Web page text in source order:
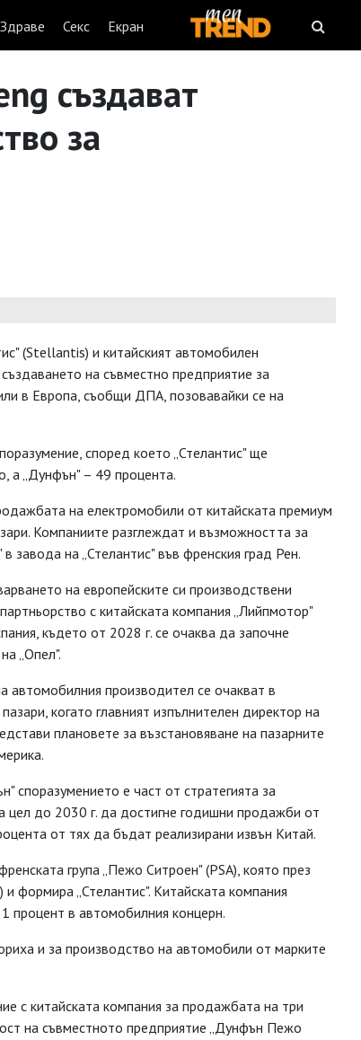
Здраве Секс Екран
създават
за
(Stellantis) и китайският автомобилен
на съвместно предприятие за
в Европа, съобщи ДПА, позовавайки се на
според което „Стелантис" ще
а „Дунфън" – 49 процента.
на електромобили от китайската премиум
Компаниите разглеждат и възможността за
на „Стелантис" във френския град Рен.
на европейските си производствени
с китайската компания „Лийпмотор"
където от 2028 г. се очаква да започне
„Опел".
автомобилния производител се очакват в
когато главният изпълнителен директор на
плановете за възстановяване на пазарните
споразумението е част от стратегията за
цел до 2030 г. да достигне годишни продажби от
от тях да бъдат реализирани извън Китай.
група „Пежо Ситроен" (PSA), която през
формира „Стелантис". Китайската компания
процент в автомобилния концерн.
и за производство на автомобили от марките
с китайската компания за продажбата на три
на съвместното предприятие „Дунфън Пежо